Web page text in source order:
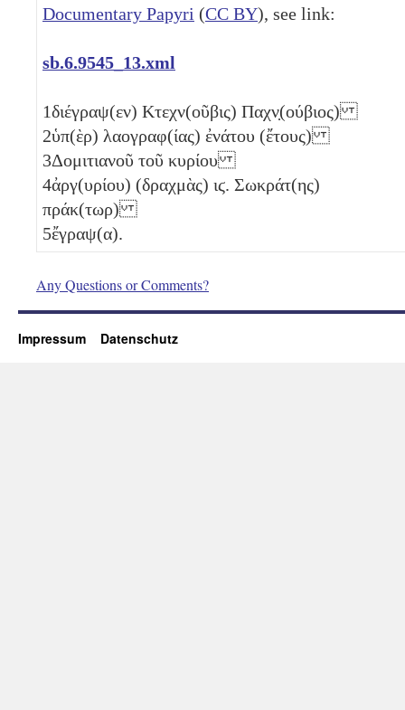
Documentary Papyri (CC BY), see link:
sb.6.9545_13.xml
1διέγραψ(εν) Κτεχν(οῦβις) Παχν̣(ούβιος)
2ὑπ(ὲρ) λαογραφ(ίας) ἐνάτου (ἔτους)
3Δομιτιανοῦ τοῦ κυρίου
4ἀργ(υρίου) (δραχμὰς) ιϛ. Σωκράτ(ης)
πράκ(τωρ)
5ἔγραψ(α).
Any Questions or Comments?
Impressum Datenschutz